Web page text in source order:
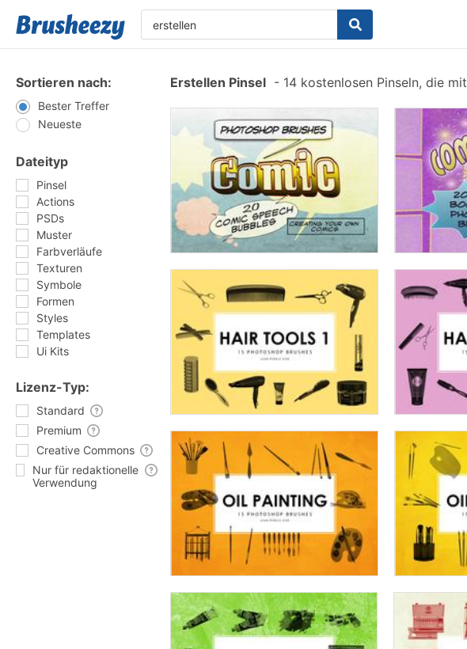
Sortieren nach:
Bester Treffer
Neueste
Dateityp
Pinsel
Actions
PSDs
Muster
Farbverläufe
Texturen
Symbole
Formen
Styles
Templates
Ui Kits
Lizenz-Typ:
Standard
Premium
Creative Commons
Nur für redaktionelle
Verwendung
Erstellen Pinsel - 14 kostenlosen Pinseln, die mit